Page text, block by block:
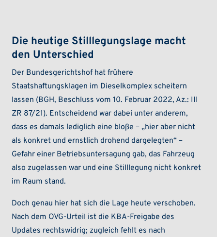
Die heutige Stilllegungslage macht
den Unterschied
Der Bundesgerichtshof hat frühere
Staatshaftungsklagen im Dieselkomplex scheitern
lassen (BGH, Beschluss vom 10. Februar 2022, Az.: III
ZR 87/21). Entscheidend war dabei unter anderem,
dass es damals lediglich eine bloße – „hier aber nicht
als konkret und ernstlich drohend dargelegten“ –
Gefahr einer Betriebsuntersagung gab, das Fahrzeug
also zugelassen war und eine Stilllegung nicht konkret
im Raum stand.
Doch genau hier hat sich die Lage heute verschoben.
Nach dem OVG-Urteil ist die KBA-Freigabe des
Updates rechtswidrig; zugleich fehlt es nach